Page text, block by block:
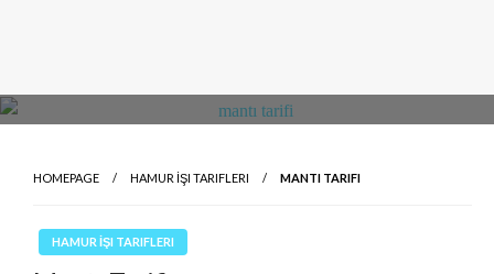
HOMEPAGE HAMUR İŞI TARIFLERI MANTI TARIFI
HAMUR İŞI TARIFLERI